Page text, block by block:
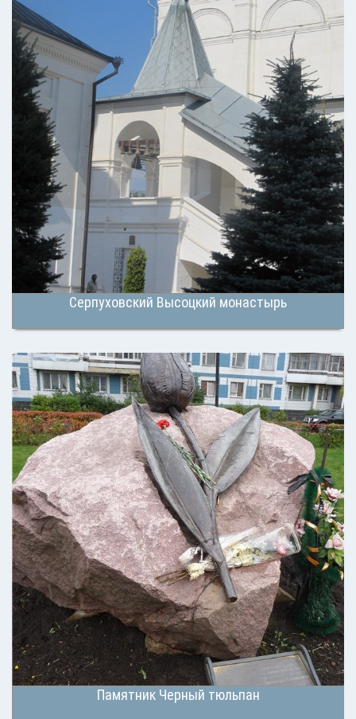
Серпуховский Высоцкий монастырь
Памятник Черный тюльпан